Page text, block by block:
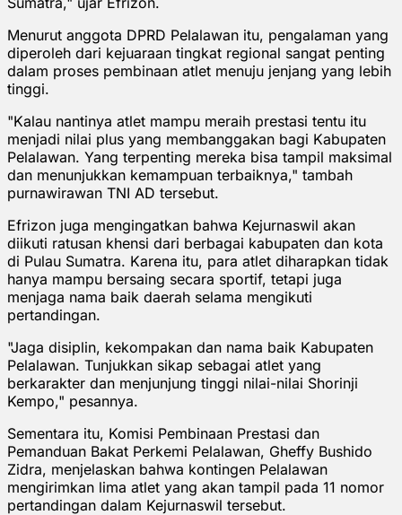
Menurut anggota DPRD Pelalawan itu, pengalaman yang
diperoleh dari kejuaraan tingkat regional sangat penting
dalam proses pembinaan atlet menuju jenjang yang lebih
tinggi.
"Kalau nantinya atlet mampu meraih prestasi tentu itu
menjadi nilai plus yang membanggakan bagi Kabupaten
Pelalawan. Yang terpenting mereka bisa tampil maksimal
dan menunjukkan kemampuan terbaiknya," tambah
purnawirawan TNI AD tersebut.
Efrizon juga mengingatkan bahwa Kejurnaswil akan
diikuti ratusan khensi dari berbagai kabupaten dan kota
di Pulau Sumatra. Karena itu, para atlet diharapkan tidak
hanya mampu bersaing secara sportif, tetapi juga
menjaga nama baik daerah selama mengikuti
pertandingan.
"Jaga disiplin, kekompakan dan nama baik Kabupaten
Pelalawan. Tunjukkan sikap sebagai atlet yang
berkarakter dan menjunjung tinggi nilai-nilai Shorinji
Kempo," pesannya.
Sementara itu, Komisi Pembinaan Prestasi dan
Pemanduan Bakat Perkemi Pelalawan, Gheffy Bushido
Zidra, menjelaskan bahwa kontingen Pelalawan
mengirimkan lima atlet yang akan tampil pada 11 nomor
pertandingan dalam Kejurnaswil tersebut.